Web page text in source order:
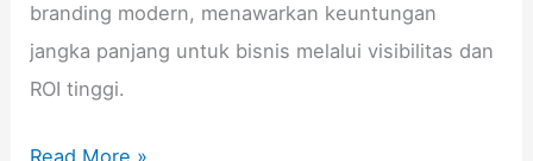
branding modern, menawarkan keuntungan
jangka panjang untuk bisnis melalui visibilitas dan
ROI tinggi.
Read More »